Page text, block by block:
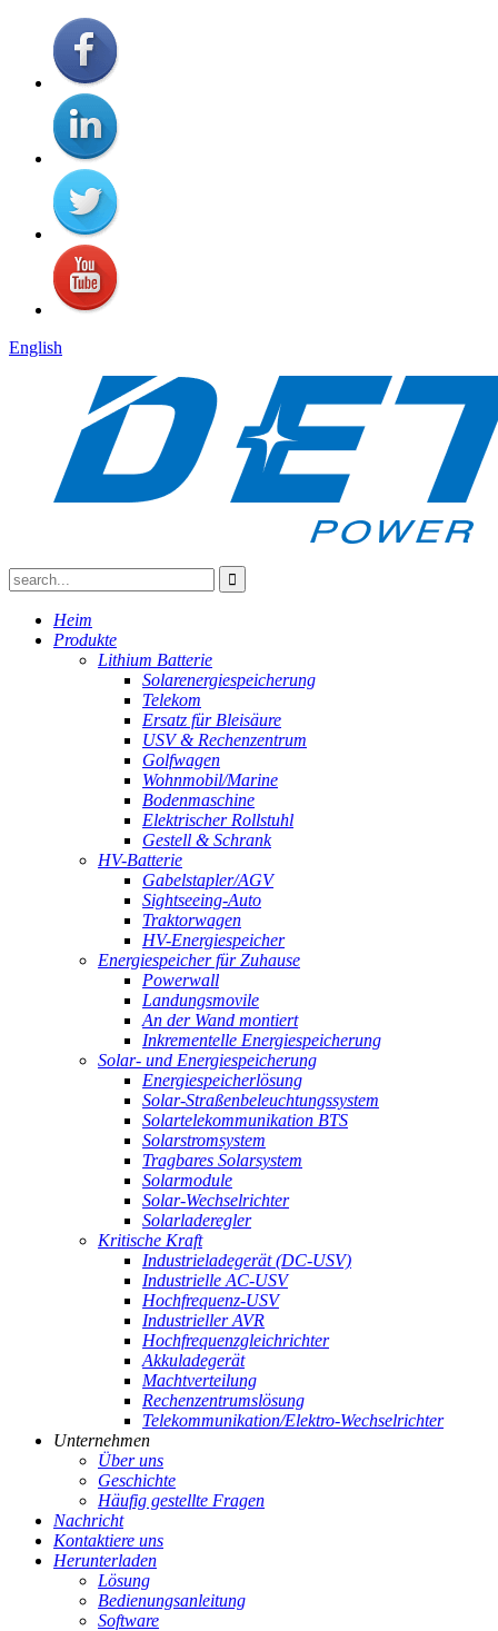
English
Heim
Produkte
Lithium Batterie
Solarenergiespeicherung
Telekom
Ersatz für Bleisäure
USV & Rechenzentrum
Golfwagen
Wohnmobil/Marine
Bodenmaschine
Elektrischer Rollstuhl
Gestell & Schrank
HV-Batterie
Gabelstapler/AGV
Sightseeing-Auto
Traktorwagen
HV-Energiespeicher
Energiespeicher für Zuhause
Powerwall
Landungsmovile
An der Wand montiert
Inkrementelle Energiespeicherung
Solar- und Energiespeicherung
Energiespeicherlösung
Solar-Straßenbeleuchtungssystem
Solartelekommunikation BTS
Solarstromsystem
Tragbares Solarsystem
Solarmodule
Solar-Wechselrichter
Solarladeregler
Kritische Kraft
Industrieladegerät (DC-USV)
Industrielle AC-USV
Hochfrequenz-USV
Industrieller AVR
Hochfrequenzgleichrichter
Akkuladegerät
Machtverteilung
Rechenzentrumslösung
Telekommunikation/Elektro-Wechselrichter
Unternehmen
Über uns
Geschichte
Häufig gestellte Fragen
Nachricht
Kontaktiere uns
Herunterladen
Lösung
Bedienungsanleitung
Software